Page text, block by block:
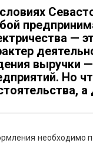
—
выручки
Но
необходимо